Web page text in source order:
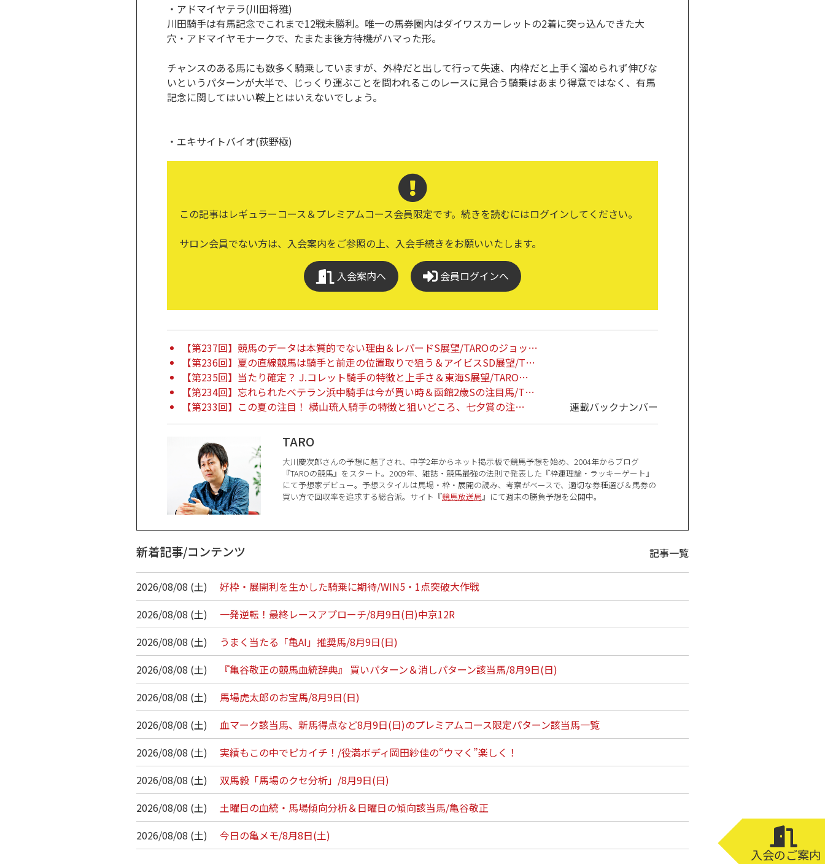
・アドマイヤテラ(川田将雅)
川田騎手は有馬記念でこれまで12戦未勝利。唯一の馬券圏内はダイワスカーレットの2着に突っ込んできた大
穴・アドマイヤモナークで、たまたま後方待機がハマった形。
チャンスのある馬にも数多く騎乗していますが、外枠だと出して行って失速、内枠だと上手く溜められず伸びな
いというパターンが大半で、じっくり運ぶことを問われるこのレースに見合う騎乗はあまり得意ではなく、有馬
記念に関してはいい鞍上とはいえないでしょう。
・エキサイトバイオ(荻野極)
この記事はレギュラーコース＆プレミアムコース会員限定です。続きを読むにはログインしてください。
サロン会員でない方は、入会案内をご参照の上、入会手続きをお願いいたします。
入会案内へ 会員ログインへ
【第237回】競馬のデータは本質的でない理由＆レパードS展望/TAROのジョッ…
【第236回】夏の直線競馬は騎手と前走の位置取りで狙う＆アイビスSD展望/T…
【第235回】当たり確定？ J.コレット騎手の特徴と上手さ＆東海S展望/TARO…
【第234回】忘れられたベテラン浜中騎手は今が買い時＆函館2歳Sの注目馬/T…
【第233回】この夏の注目！ 横山琉人騎手の特徴と狙いどころ、七夕賞の注…
連載バックナンバー
TARO
大川慶次郎さんの予想に魅了され、中学2年からネット掲示板で競馬予想を始め、2004年からブログ
『TAROの競馬』をスタート。2009年、雑誌・競馬最強の法則で発表した『枠運理論・ラッキーゲート』
にて予想家デビュー。予想スタイルは馬場・枠・展開の読み、考察がベースで、適切な券種選び＆馬券の
買い方で回収率を追求する総合派。サイト『競馬放送局 』にて週末の勝負予想を公開中。
新着記事/コンテンツ 記事一覧
2026/08/08 (土)
好枠・展開利を生かした騎乗に期待/WIN5・1点突破大作戦
2026/08/08 (土)
一発逆転！最終レースアプローチ/8月9日(日)中京12R
2026/08/08 (土)
うまく当たる「亀AI」推奨馬/8月9日(日)
2026/08/08 (土)
『亀谷敬正の競馬血統辞典』 買いパターン＆消しパターン該当馬/8月9日(日)
2026/08/08 (土)
馬場虎太郎のお宝馬/8月9日(日)
2026/08/08 (土)
血マーク該当馬、新馬得点など8月9日(日)のプレミアムコース限定パターン該当馬一覧
2026/08/08 (土)
実績もこの中でピカイチ！/役満ボディ岡田紗佳の“ウマく”楽しく！
2026/08/08 (土)
双馬毅「馬場のクセ分析」/8月9日(日)
2026/08/08 (土)
土曜日の血統・馬場傾向分析＆日曜日の傾向該当馬/亀谷敬正
2026/08/08 (土)
今日の亀メモ/8月8日(土)
入会のご案内